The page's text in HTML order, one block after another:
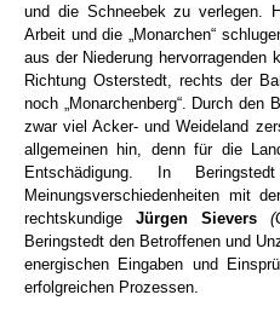
und die Schneebek zu verlegen.
Arbeit und die „Monarchen“
aus der Niederung hervorragenden
Richtung Osterstedt, rechts der
noch „Monarchenberg“. Durch den
zwar viel Acker- und Weideland
allgemeinen hin, denn für die
Entschädigung. In
Meinungsverschiedenheiten mit
rechtskundige Jürgen Sievers
Beringstedt den Betroffenen und
energischen Eingaben und
erfolgreichen Prozessen.